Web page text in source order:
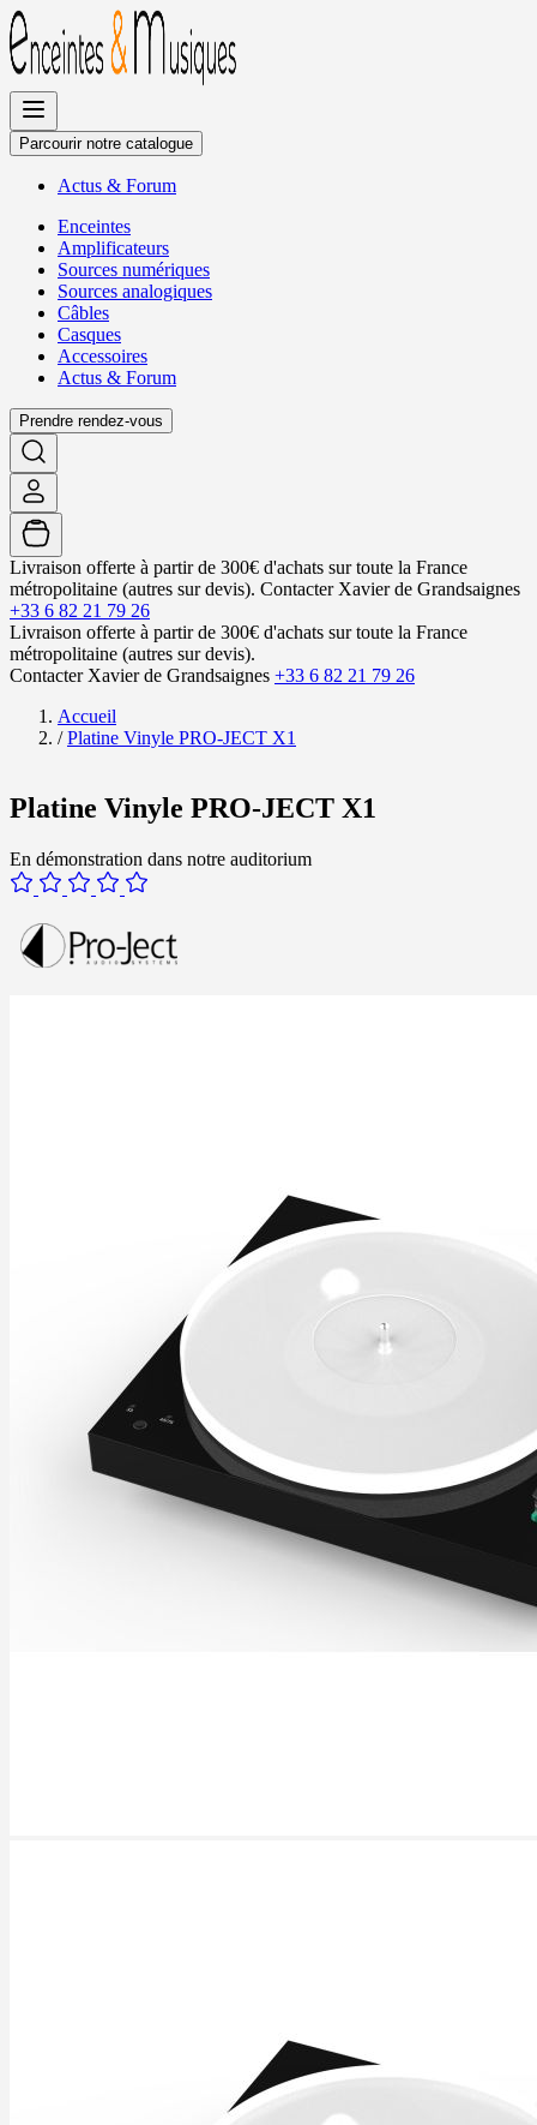
Allez
au
contenu
Parcourir notre catalogue
Actus & Forum
Enceintes
Amplificateurs
Sources numériques
Sources analogiques
Câbles
Casques
Accessoires
Actus & Forum
Prendre rendez-vous
Livraison offerte à partir de 300€ d'achats sur toute la France
métropolitaine (autres sur devis). Contacter Xavier de Grandsaignes
+33 6 82 21 79 26
Livraison offerte à partir de 300€ d'achats sur toute la France
métropolitaine (autres sur devis).
Contacter Xavier de Grandsaignes +33 6 82 21 79 26
Accueil
/ Platine Vinyle PRO-JECT X1
Platine Vinyle PRO-JECT X1
En démonstration dans notre auditorium